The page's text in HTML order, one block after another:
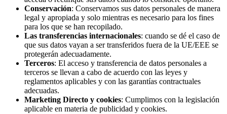
Conservación: Conservamos sus datos personales de manera
legal y apropiada y solo mientras es necesario para los fines
para los que se han recopilado.
Las transferencias internacionales: cuando se dé el caso de
que sus datos vayan a ser transferidos fuera de la UE/EEE se
protegerán adecuadamente.
Terceros: El acceso y transferencia de datos personales a
terceros se llevan a cabo de acuerdo con las leyes y
reglamentos aplicables y con las garantías contractuales
adecuadas.
Marketing Directo y cookies: Cumplimos con la legislación
aplicable en materia de publicidad y cookies.